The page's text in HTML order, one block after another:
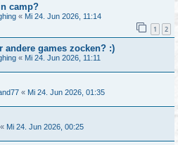
camp?
« Mi 24. Jun 2026, 11:14
1 2
andere games zocken? :)
« Mi 24. Jun 2026, 11:11
« Mi 24. Jun 2026, 01:35
« Mi 24. Jun 2026, 00:25